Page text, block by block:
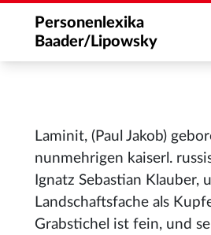
Personenlexika
Baader/Lipowsky
Laminit, (Paul Jakob)
nunmehrigen kaiserl.
Ignatz Sebastian
Landschaftsfache als
Grabstichel ist fein, und